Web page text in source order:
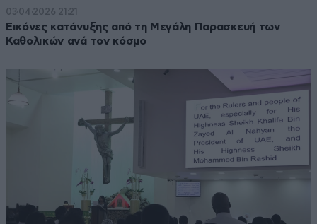
03·04·2026 21:21
Εικόνες κατάνυξης από τη Μεγάλη Παρασκευή των
Καθολικών ανά τον κόσμο